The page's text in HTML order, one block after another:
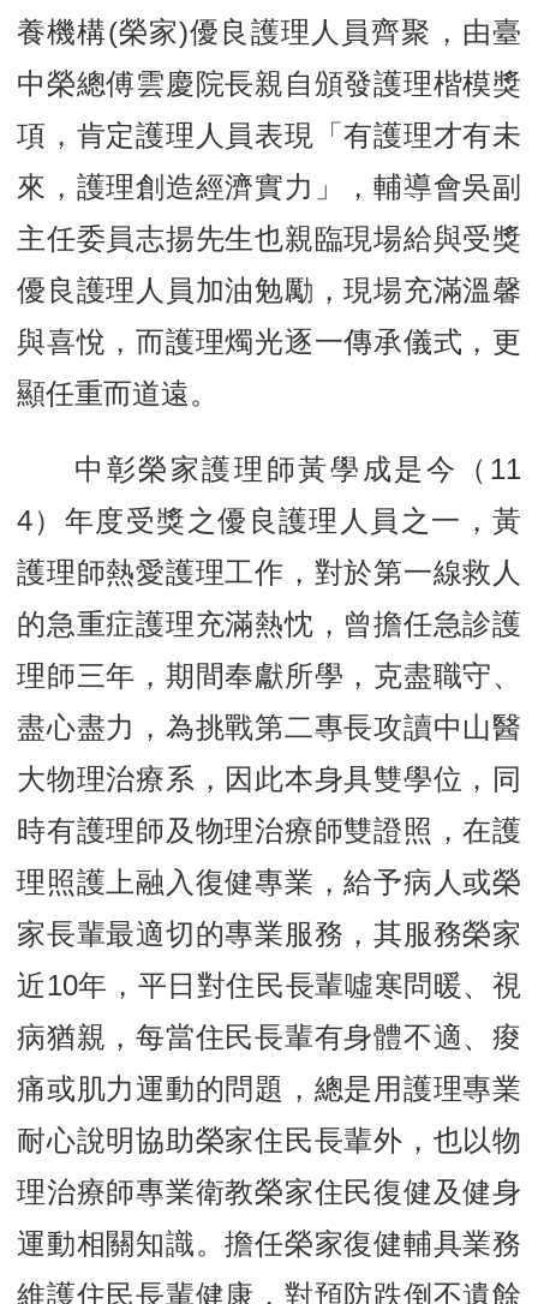
養機構(榮家)優良護理人員齊聚，由臺
中榮總傅雲慶院長親自頒發護理楷模獎
項，肯定護理人員表現「有護理才有未
來，護理創造經濟實力」，輔導會吳副
主任委員志揚先生也親臨現場給與受獎
優良護理人員加油勉勵，現場充滿溫馨
與喜悅，而護理燭光逐一傳承儀式，更
顯任重而道遠。
中彰榮家護理師黃學成是今（ 11
4）年度受獎之優良護理人員之一，黃
護理師熱愛護理工作，對於第一線救人
的急重症護理充滿熱忱，曾擔任急診護
理師三年，期間奉獻所學，克盡職守、
盡心盡力，為挑戰第二專長攻讀中山醫
大物理治療系，因此本身具雙學位，同
時有護理師及物理治療師雙證照，在護
理照護上融入復健專業，給予病人或榮
家長輩最適切的專業服務，其服務榮家
近10年，平日對住民長輩噓寒問暖、視
病猶親，每當住民長輩有身體不適、痠
痛或肌力運動的問題，總是用護理專業
耐心說明協助榮家住民長輩外，也以物
理治療師專業衛教榮家住民復健及健身
運動相關知識。擔任榮家復健輔具業務
維護住民長輩健康，對預防跌倒不遺餘